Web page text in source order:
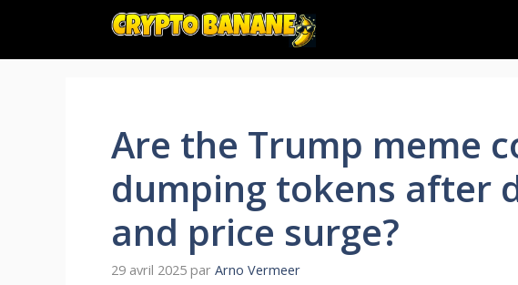
contenu
Are the Trump meme
dumping tokens after
and price surge?
29 avril 2025 par Arno Vermeer